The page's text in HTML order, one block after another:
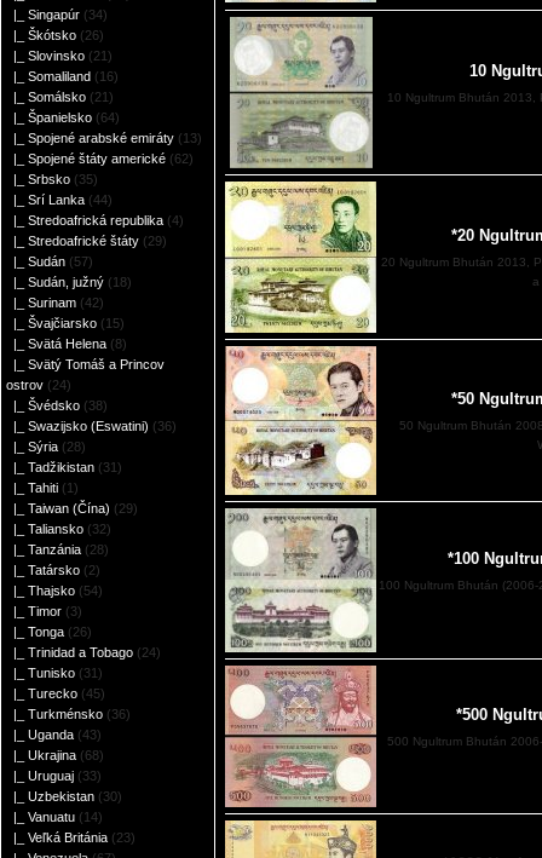
|_ Singapúr (34)
|_ Škótsko (26)
|_ Slovinsko (21)
|_ Somaliland (16)
|_ Somálsko (21)
|_ Španielsko (64)
|_ Spojené arabské emiráty (13)
|_ Spojené štáty americké (62)
|_ Srbsko (35)
|_ Srí Lanka (44)
|_ Stredoafrická republika (4)
|_ Stredoafrické štáty (29)
|_ Sudán (57)
|_ Sudán, južný (18)
|_ Surinam (42)
|_ Švajčiarsko (15)
|_ Svätá Helena (8)
|_ Svätý Tomáš a Princov
ostrov (24)
|_ Švédsko (38)
|_ Swazijsko (Eswatini) (36)
|_ Sýria (28)
|_ Tadžikistan (31)
|_ Tahiti (1)
|_ Taiwan (Čína) (29)
|_ Taliansko (32)
|_ Tanzánia (28)
|_ Tatársko (2)
|_ Thajsko (54)
|_ Timor (3)
|_ Tonga (26)
|_ Trinidad a Tobago (24)
|_ Tunisko (31)
|_ Turecko (45)
|_ Turkménsko (36)
|_ Uganda (43)
|_ Ukrajina (68)
|_ Uruguaj (33)
|_ Uzbekistan (30)
|_ Vanuatu (14)
|_ Veľká Británia (23)
10
10 Ngultrum Bhután 2013,
*20
20 Ngultrum Bhután 2013,
a
*50
50 Ngultrum Bhután
*100
100 Ngultrum Bhután
*500
500 Ngultrum Bhután